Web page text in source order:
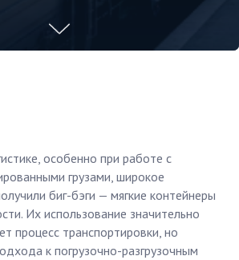
особенно при работе с
грузами, широкое
биг-бэги — мягкие контейнеры
Их использование значительно
процесс транспортировки, но
к погрузочно-разгрузочным